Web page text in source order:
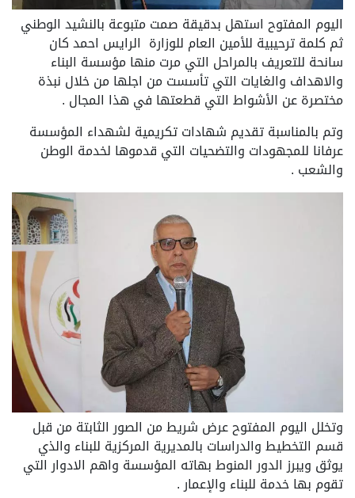
اليوم المفتوح استهل بدقيقة صمت متبوعة بالنشيد الوطني
ثم كلمة ترحيبية للأمين العام للوزارة الرايس احمد كان
سانحة للتعريف بالمراحل التي مرت منها مؤسسة البناء
والاهداف والغايات التي تأسست من اجلها من خلال نبذة
مختصرة عن الأشواط التي قطعتها في هذا المجال .
وتم بالمناسبة تقديم شهادات تكريمية لشهداء المؤسسة
عرفانا للمجهودات والتضحيات التي قدموها لخدمة الوطن
والشعب .
وتخلل اليوم المفتوح عرض شريط من الصور الثابتة من قبل
قسم التخطيط والدراسات بالمديرية المركزية للبناء والذي
يوثق ويبرز الدور المنوط بهاته المؤسسة واهم الادوار التي
تقوم بها خدمة للبناء والإعمار .